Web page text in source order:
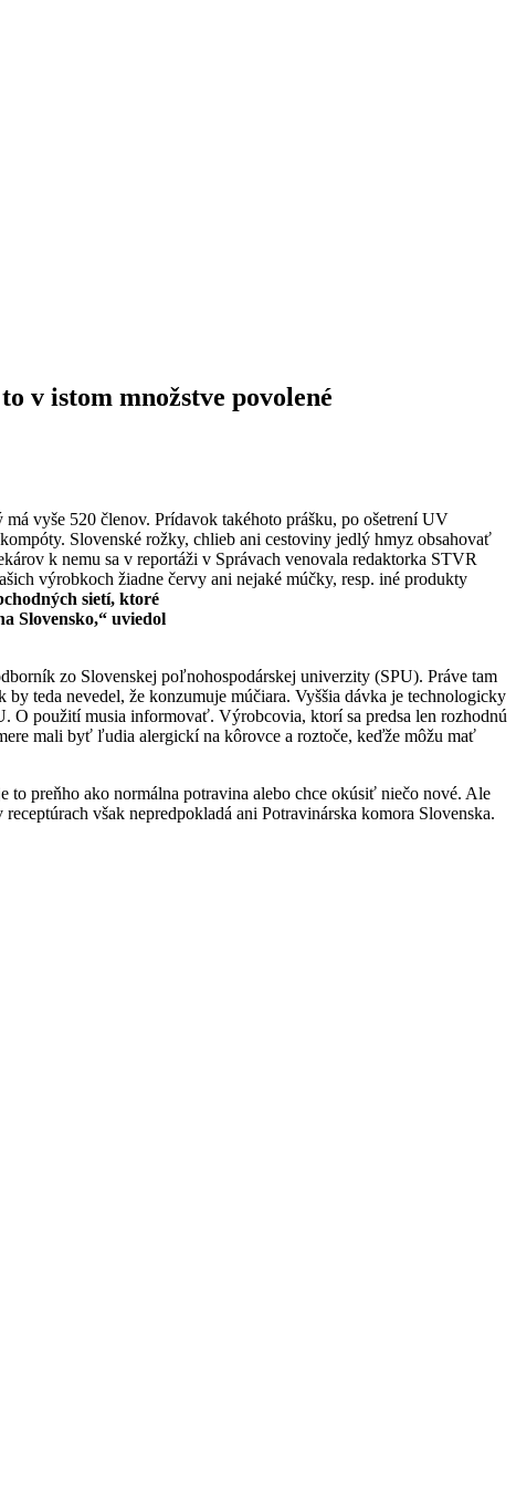
v istom množstve povolené
vyše 520 členov. Prídavok takéhoto prášku, po ošetrení UV
Slovenské rožky, chlieb ani cestoviny jedlý hmyz obsahovať
k nemu sa v reportáži v Správach venovala redaktorka STVR
výrobkoch žiadne červy ani nejaké múčky, resp. iné produkty
sietí, ktoré
Slovensko,“ uviedol
zo Slovenskej poľnohospodárskej univerzity (SPU). Práve tam
teda nevedel, že konzumuje múčiara. Vyššia dávka je technologicky
O použití musia informovať. Výrobcovia, ktorí sa predsa len rozhodnú
mali byť ľudia alergickí na kôrovce a roztoče, keďže môžu mať
preňho ako normálna potravina alebo chce okúsiť niečo nové. Ale
však nepredpokladá ani Potravinárska komora Slovenska.